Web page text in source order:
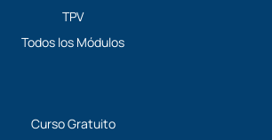
TPV
Todos los Módulos
Curso Gratuito